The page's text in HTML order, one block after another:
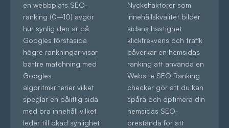
en webbplats SEO-
ranking (0–10) avgör
hur synlig den är på
Googles förstasida
högre rankningar visar
bättre matchning med
Googles
algoritmkriterier vilket
speglar en pålitlig sida
med bra innehåll vilket
leder till ökad synlighet
Nyckelfaktorer som
innehållskvalitet bilder
sidans hastighet
klickfrekvens och trafik
påverkar en hemsidas
ranking att använda en
Website SEO Ranking
checker gör att du kan
spåra och optimera din
hemsidas SEO-
prestanda för att